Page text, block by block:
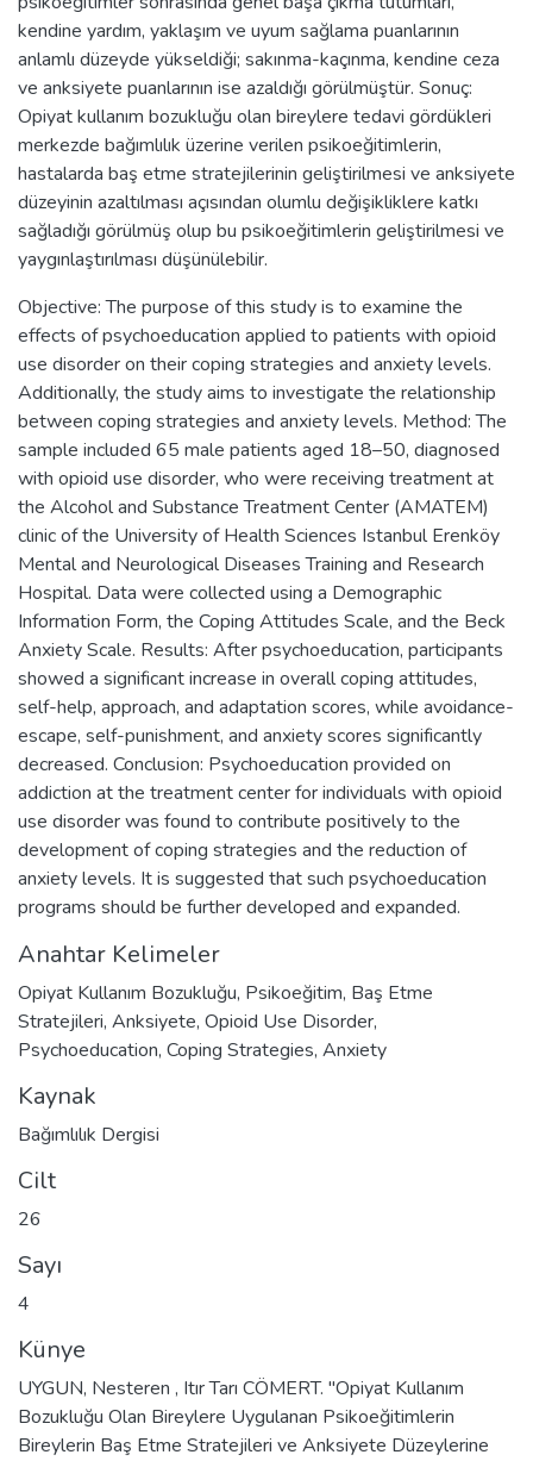
kendine yardım, yaklaşım ve uyum sağlama puanlarının
anlamlı düzeyde yükseldiği; sakınma-kaçınma, kendine ceza
ve anksiyete puanlarının ise azaldığı görülmüştür. Sonuç:
Opiyat kullanım bozukluğu olan bireylere tedavi gördükleri
merkezde bağımlılık üzerine verilen psikoeğitimlerin,
hastalarda baş etme stratejilerinin geliştirilmesi ve anksiyete
düzeyinin azaltılması açısından olumlu değişikliklere katkı
sağladığı görülmüş olup bu psikoeğitimlerin geliştirilmesi ve
yaygınlaştırılması düşünülebilir.
Objective: The purpose of this study is to examine the
effects of psychoeducation applied to patients with opioid
use disorder on their coping strategies and anxiety levels.
Additionally, the study aims to investigate the relationship
between coping strategies and anxiety levels. Method: The
sample included 65 male patients aged 18–50, diagnosed
with opioid use disorder, who were receiving treatment at
the Alcohol and Substance Treatment Center (AMATEM)
clinic of the University of Health Sciences Istanbul Erenköy
Mental and Neurological Diseases Training and Research
Hospital. Data were collected using a Demographic
Information Form, the Coping Attitudes Scale, and the Beck
Anxiety Scale. Results: After psychoeducation, participants
showed a significant increase in overall coping attitudes,
self-help, approach, and adaptation scores, while avoidance-
escape, self-punishment, and anxiety scores significantly
decreased. Conclusion: Psychoeducation provided on
addiction at the treatment center for individuals with opioid
use disorder was found to contribute positively to the
development of coping strategies and the reduction of
anxiety levels. It is suggested that such psychoeducation
programs should be further developed and expanded.
Anahtar Kelimeler
Opiyat Kullanım Bozukluğu, Psikoeğitim, Baş Etme
Stratejileri, Anksiyete, Opioid Use Disorder,
Psychoeducation, Coping Strategies, Anxiety
Kaynak
Bağımlılık Dergisi
Cilt
26
Sayı
4
Künye
UYGUN, Nesteren , Itır Tarı CÖMERT. "Opiyat Kullanım
Bozukluğu Olan Bireylere Uygulanan Psikoeğitimlerin
Bireylerin Baş Etme Stratejileri ve Anksiyete Düzeylerine